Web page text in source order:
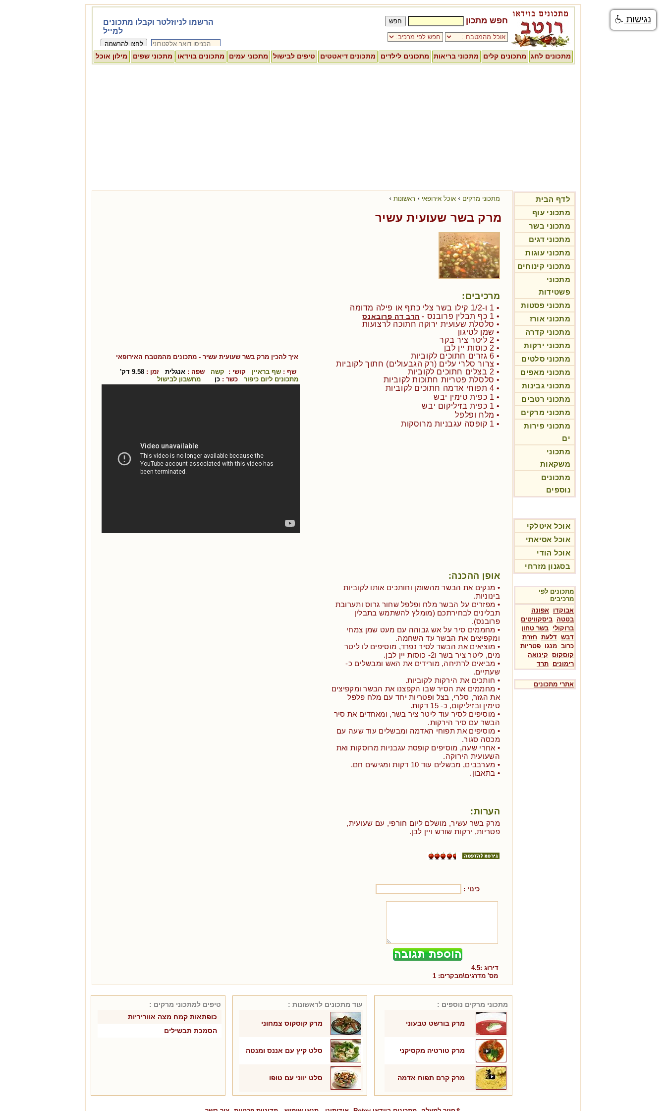
חפש מתכון
מתכונים לחג מתכונים קלים מתכוני בריאות מתכונים לילדים מתכונים דיאטטים טיפים לבישול מתכוני עמים מתכונים בוידאו מתכוני שפים מילון אוכל
לדף הבית
מתכוני עוף
מתכוני בשר
מתכוני דגים
מתכוני עוגות
מתכוני קינוחים
מתכוני
פשטידות
מתכוני פסטות
מתכוני אורז
מתכוני קדרה
מתכוני ירקות
מתכוני סלטים
מתכוני מאפים
מתכוני גבינות
מתכוני רטבים
מתכוני מרקים
מתכוני פירות
ים
מתכוני
משקאות
מתכונים
נוספים
אוכל איטלקי
אוכל אסיאתי
אוכל הודי
בסגנון מזרחי
מתכונים לפי
מרכיבים
אבוקדו אפונה
בטטה ביסקוויטים
ברוקולי בשר טחון
דבש דלעת חזרת
כרוב מנגו פטריות
קוסקוס קינואה
רימונים תרד
אתרי מתכונים
מתכוני מרקים › אוכל אירופאי › ראשונות ›
מרק בשר שעועית עשיר
מרכיבים:
• 1 ו-1/2 קילו בשר צלי כתף או פילה מדומה
• 1 כף תבלין פרובנס -
הרב דה פרובאנס
• סלסלת שעועית ירוקה חתוכה לרצועות
• שמן לטיגון
• 2 ליטר ציר בקר
• 2 כוסות יין לבן
• 6 גזרים חתוכים לקוביות
• צרור סלרי עלים (רק הגבעולים) חתוך לקוביות
• 2 בצלים חתוכים לקוביות
• סלסלת פטריות חתוכות לקוביות
• 4 תפוחי אדמה חתוכים לקוביות
• 1 כפית טימין יבש
• 1 כפית בזיליקום יבש
• מלח ופלפל
• 1 קופסה עגבניות מרוסקות
אופן ההכנה:
• מנקים את הבשר מהשומן וחותכים אותו לקוביות
בינוניות.
• מפזרים על הבשר מלח ופלפל שחור גרוס ותערובת
תבלינים לבחירתכם (מומלץ להשתמש בתבלין
פרובנס).
• מחממים סיר על אש גבוהה עם מעט שמן צמחי
ומקפיצים את הבשר עד השחמה.
• מוציאים את הבשר לסיר נפרד, מוסיפים לו ליטר
מים, ליטר ציר בשר ו2- כוסות יין לבן.
• מביאים לרתיחה, מורידים את האש ומבשלים כ-
שעתיים.
• חותכים את הירקות לקוביות.
• מחממים את הסיר שבו הקפצנו את הבשר ומקפיצים
את הגזר, סלרי, בצל ופטריות יחד עם מלח פלפל
טימין ובזיליקום, כ- 15 דקות.
• מוסיפים לסיר עוד ליטר ציר בשר, ומאחדים את סיר
הבשר עם סיר הירקות.
• מוסיפים את תפוחי האדמה ומבשלים עוד שעה עם
מכסה סגור.
• אחרי שעה, מוסיפים קופסת עגבניות מרוסקות ואת
השעועית הירוקה.
• מערבבים, מבשלים עוד 10 דקות ומגישים חם.
• בתאבון.
הערות:
מרק בשר עשיר, מושלם ליום חורפי, עם שעועית,
פטריות, ירקות שורש ויין לבן.
כינוי :
דירוג :4.5
מס' מדרגים\מבקרים: 1
איך להכין מרק בשר שעועית עשיר - מתכונים מהמטבח האירופאי
שף : שף בראיין קושי : קשה שפה : אנגלית זמן : 9.58 דק'
מתכונים ליום כיפור
כשר : כן מחשבון לבישול
מתכוני מרקים נוספים :
מרק בורשט טבעוני
מרק טורטיה מקסיקני
מרק קרם תפוח אדמה
עוד מתכונים לראשונות :
מרק קוסקוס צמחוני
סלט קיץ עם אננס ומנטה
סלט יווני עם טופו
טיפים למתכוני מרקים :
כופתאות קמח מצה אווריריות
הסמכת תבשילים
נגישות